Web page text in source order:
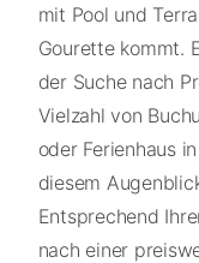
mit Pool und
Gourette kommt.
der Suche nach
Vielzahl von
oder Ferienhaus
diesem
Entsprechend
nach einer